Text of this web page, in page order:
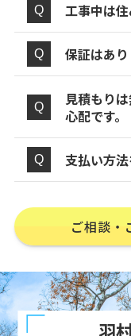
工事中は
保証はあ
見積もり
心配です。
支払い方
ご相談・
羽